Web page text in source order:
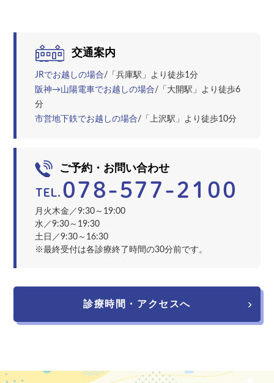
交通案内
JRでお越しの場合/「兵庫駅」より徒歩1分
阪神→山陽電車でお越しの場合/「大開駅」より徒歩6
分
市営地下鉄でお越しの場合/「上沢駅」より徒歩10分
ご予約・お問い合わせ
月火木金／9:30～19:00
水／9:30～19:30
土日／9:30～16:30
※最終受付は各診療終了時間の30分前です。
診療時間・アクセスへ